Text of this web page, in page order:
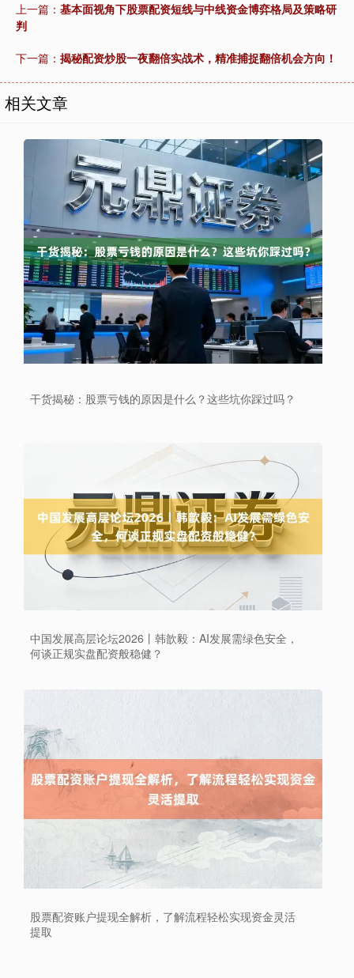
上一篇： 基本面视角下股票配资短线与中线资金博弈格局及策略研
判
下一篇： 揭秘配资炒股一夜翻倍实战术，精准捕捉翻倍机会方向！
相关文章
干货揭秘：股票亏钱的原因是什么？这些坑你踩过吗？
中国发展高层论坛2026丨韩歆毅：AI发展需绿色安全，
何谈正规实盘配资般稳健？
股票配资账户提现全解析，了解流程轻松实现资金灵活
提取